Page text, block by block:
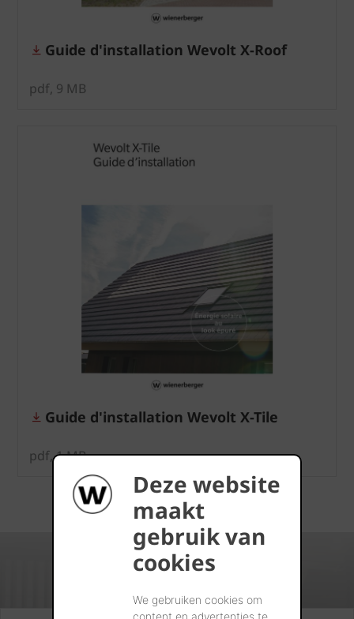
Deze website
maakt
gebruik van
cookies
We gebruiken cookies om
content en advertenties te
Guide d'installation Wevolt X-Roof
pdf, 9 MB
Guide d'installation Wevolt X-Tile
pdf, 1 MB